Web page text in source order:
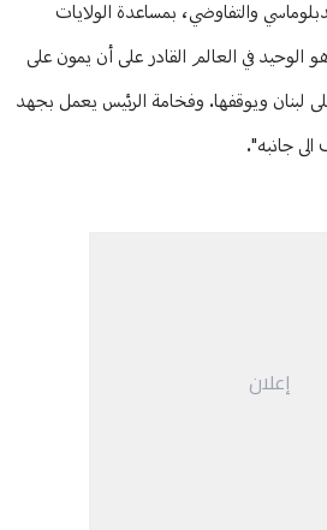
والتفاوضي، بمساعدة الولايات
الوحيد في العالم القادر على أن يمون على
لبنان ويوقفها. وفخامة الرئيس يعمل بجهد
جانبه".
إعلان